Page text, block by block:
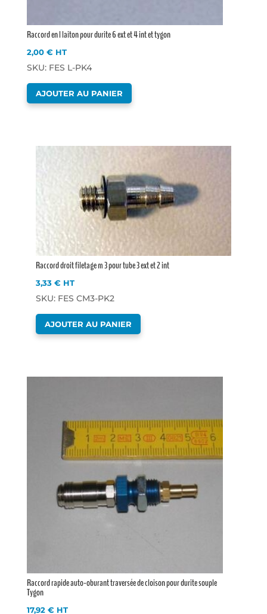
Raccord en l laiton pour durite 6 ext et 4 int et tygon
2,00€ HT
SKU: FES L-PK4
AJOUTER AU PANIER
Raccord droit filetage m 3 pour tube 3 ext et 2 int
3,33 € HT
SKU: FES CM3-PK2
AJOUTER AU PANIER
Raccord rapide auto-oburant traversée de cloison pour durite souple
Tygon
17,92€ HT